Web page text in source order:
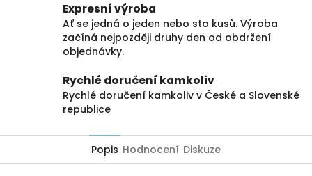
Expresní výroba
Ať se jedná o jeden nebo sto kusů. Výroba
začíná nejpozději druhy den od obdržení
objednávky.
Rychlé doručení kamkoliv
Rychlé doručení kamkoliv v České a Slovenské
republice
Popis Hodnocení Diskuze